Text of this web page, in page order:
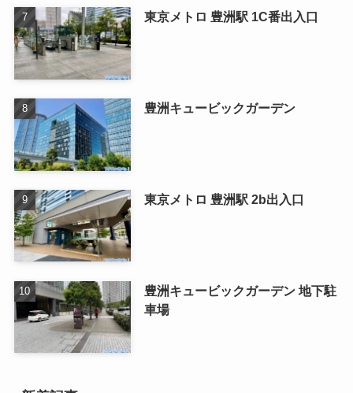
東京メトロ 豊洲駅 1C番出入口
豊洲キュービックガーデン
東京メトロ 豊洲駅 2b出入口
豊洲キュービックガーデン 地下駐
車場